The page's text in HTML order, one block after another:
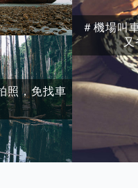
照，免找車
＃機場叫
又